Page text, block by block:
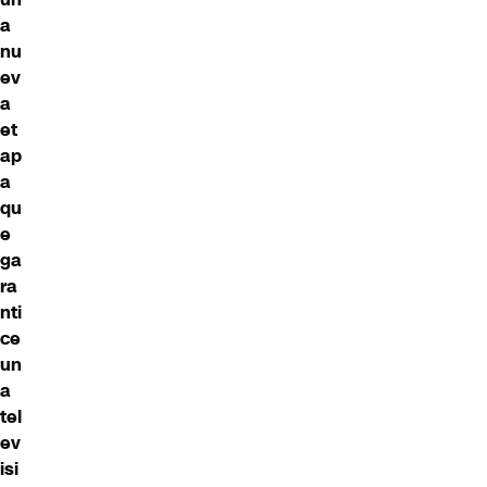
a
nu
ev
a
et
ap
a
qu
e
ga
ra
nti
ce
un
a
tel
ev
isi